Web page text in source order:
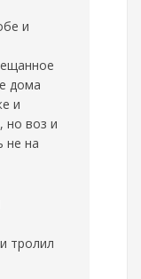
и
дома
и
воз и
не на
тролил